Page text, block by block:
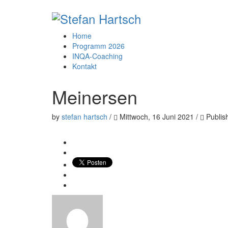
Home
Programm 2026
INQA-Coaching
Kontakt
Meinersen
by stefan hartsch / Mittwoch, 16 Juni 2021 /